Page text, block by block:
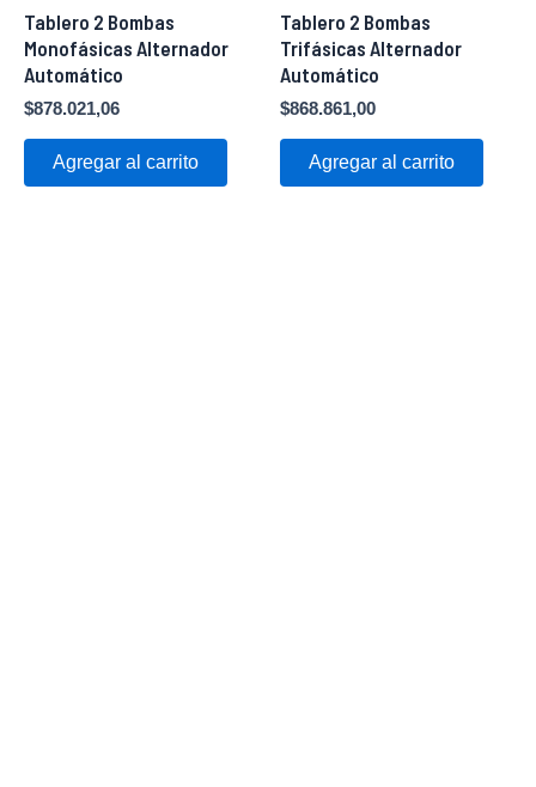
Tablero 2 Bombas
Monofásicas Alternador
Automático
$878.021,06
Agregar al carrito
Tablero 2 Bombas
Trifásicas Alternador
Automático
$868.861,00
Agregar al carrito